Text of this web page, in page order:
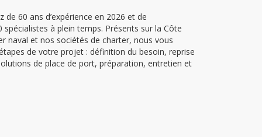
de 60 ans d’expérience en 2026 et de
spécialistes à plein temps. Présents sur la Côte
naval et nos sociétés de charter, nous vous
de votre projet : définition du besoin, reprise
de place de port, préparation, entretien et